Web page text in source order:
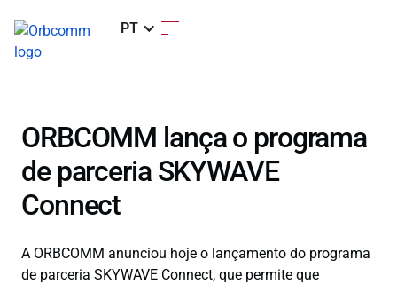
PT
ORBCOMM lança o programa
de parceria SKYWAVE
Connect
A ORBCOMM anunciou hoje o lançamento do programa
de parceria SKYWAVE Connect, que permite que